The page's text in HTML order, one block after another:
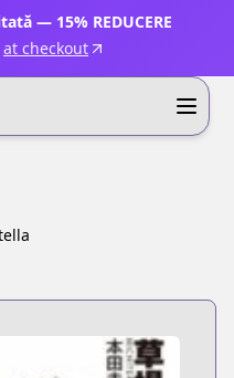
— 15% REDUCERE
at checkout